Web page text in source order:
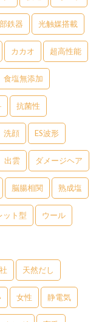
鉄器 光触媒搭載
カカオ 超高性能
食塩無添加
抗菌性
洗顔 ES波形
出雲 ダメージヘア
脳腸相関 熟成塩
ット型 ウール
天然だし
女性 静電気